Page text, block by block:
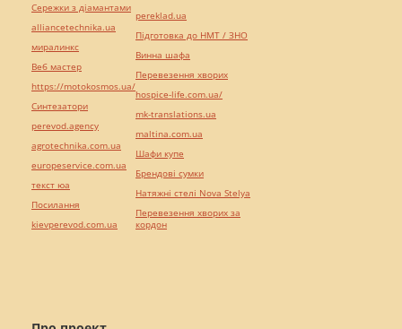
Сережки з діамантами
alliancetechnika.ua
миралинкс
Веб мастер
https://motokosmos.ua/
Синтезатори
perevod.agency
agrotechnika.com.ua
europeservice.com.ua
текст юа
Посилання
kievperevod.com.ua
pereklad.ua
Підготовка до НМТ / ЗНО
Винна шафа
Перевезення хворих
hospice-life.com.ua/
mk-translations.ua
maltina.com.ua
Шафи купе
Брендові сумки
Натяжні стелі Nova Stelya
Перевезення хворих за
кордон